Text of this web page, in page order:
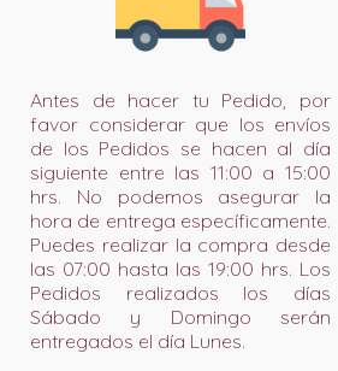
MEDIOS DE PAGO:
@ 2020 Rhenania. Todos los
– Desarrollado por
Antes de hacer tu Pedido, por
favor considerar que los envíos
de los Pedidos se hacen al día
siguiente entre las 11:00 a 15:00
hrs. No podemos asegurar la
hora de entrega específicamente.
Puedes realizar la compra desde
las 07:00 hasta las 19:00 hrs. Los
Pedidos realizados los días
Sábado y Domingo serán
entregados el día Lunes.